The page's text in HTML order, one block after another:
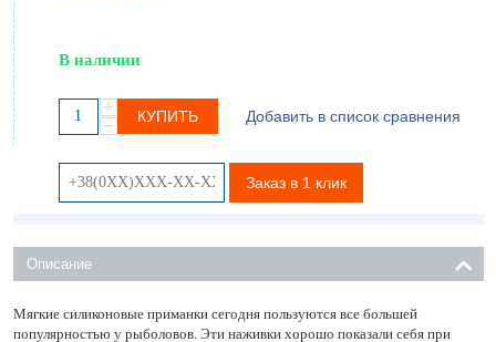
В наличии
+
−
КУПИТЬ Добавить в список сравнения
Заказ в 1 клик
Описание
Мягкие силиконовые приманки сегодня пользуются все большей
популярностью у рыболовов. Эти наживки хорошо показали себя при